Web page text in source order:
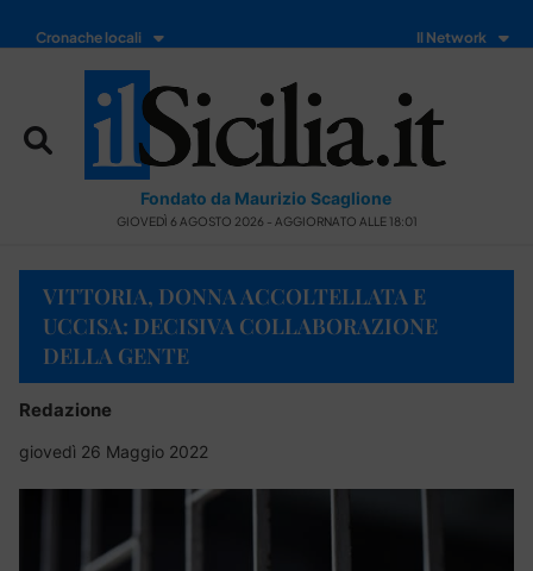
Cronache locali Il Network
Fondato da Maurizio Scaglione
GIOVEDÌ 6 AGOSTO 2026 - AGGIORNATO ALLE 18:01
VITTORIA, DONNA ACCOLTELLATA E
UCCISA: DECISIVA COLLABORAZIONE
DELLA GENTE
Redazione
giovedì 26 Maggio 2022